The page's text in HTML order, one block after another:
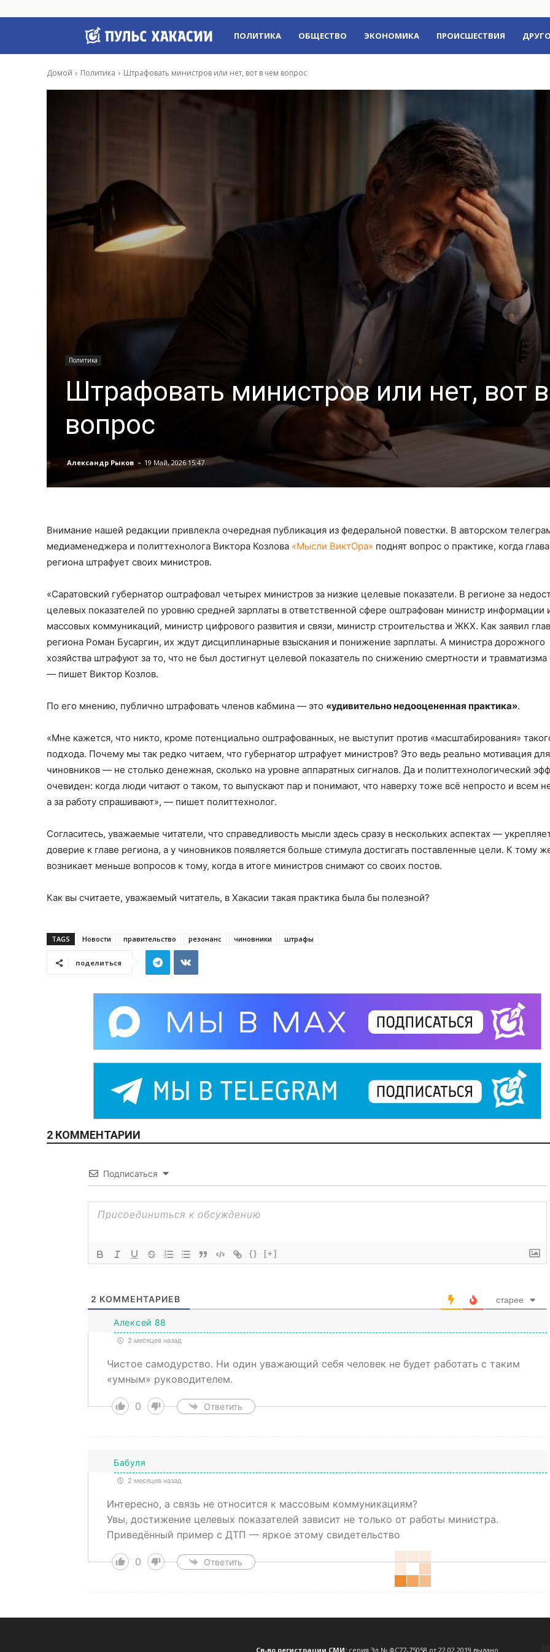
Пульс
Хакасии
ПОЛИТИКА ОБЩЕСТВО ЭКОНОМИКА ПРОИСШЕСТВИЯ
Домой Политика Штрафовать министров или нет, вот в чем вопрос
Политика
Штрафовать министров или нет, вот
вопрос
Александр Рыков - 19 Май, 2026 15:47
Внимание нашей редакции привлекла очередная публикация из федеральной повестки. В авторском
медиаменеджера и политтехнолога Виктора Козлова «Мысли ВиктОра» поднят вопрос о практике, когда глава
региона штрафует своих министров.
«Саратовский губернатор оштрафовал четырех министров за низкие целевые показатели. В регионе за
целевых показателей по уровню средней зарплаты в ответственной сфере оштрафован министр информации
массовых коммуникаций, министр цифрового развития и связи, министр строительства и ЖКХ. Как заявил
региона Роман Бусаргин, их ждут дисциплинарные взыскания и понижение зарплаты. А министра дорожного
хозяйства штрафуют за то, что не был достигнут целевой показатель по снижению смертности и
— пишет Виктор Козлов.
По его мнению, публично штрафовать членов кабмина — это «удивительно недооцененная практика».
«Мне кажется, что никто, кроме потенциально оштрафованных, не выступит против «масштабирования»
подхода. Почему мы так редко читаем, что губернатор штрафует министров? Это ведь реально мотивация для
чиновников — не столько денежная, сколько на уровне аппаратных сигналов. Да и политтехнологический
очевиден: когда люди читают о таком, то выпускают пар и понимают, что наверху тоже всё непросто и всем
а за работу спрашивают», — пишет политтехнолог.
Согласитесь, уважаемые читатели, что справедливость мысли здесь сразу в нескольких аспектах —
доверие к главе региона, а у чиновников появляется больше стимула достигать поставленные цели. К тому
возникает меньше вопросов к тому, когда в итоге министров снимают со своих постов.
Как вы считаете, уважаемый читатель, в Хакасии такая практика была бы полезной?
TAGS Новости правительство резонанс чиновники штрафы
поделиться
2 КОММЕНТАРИИ
Подписаться
{} [+]
2 КОММЕНТАРИЕВ старее
Алексей 88
2 месяцев назад
Чистое самодурство. Ни один уважающий себя человек не будет работать с таким
«умным» руководителем.
0 Ответить
Бабуля
2 месяцев назад
Интересно, а связь не относится к массовым коммуникациям?
Увы, достижение целевых показателей зависит не только от работы министра.
Приведённый пример с ДТП — яркое этому свидетельство
0 Ответить
Св-во регистрации СМИ: серия Эл № ФС77-75058 от 22.02.2019 выдано